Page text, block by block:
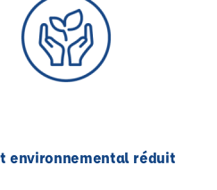
environnemental réduit